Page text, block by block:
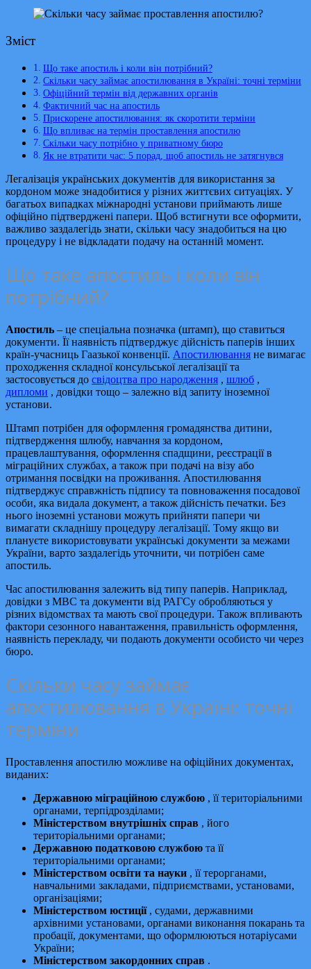
Зміст
Що таке апостиль і коли він потрібний?
Скільки часу займає апостилювання в Україні: точні терміни
Офіційний термін від державних органів
Фактичний час на апостиль
Прискорене апостилювання: як скоротити терміни
Що впливає на термін проставлення апостилю
Скільки часу потрібно у приватному бюро
Як не втратити час: 5 порад, щоб апостиль не затягнувся
Легалізація українських документів для використання за
кордоном може знадобитися у різних життєвих ситуаціях. У
багатьох випадках міжнародні установи приймають лише
офіційно підтверджені папери. Щоб встигнути все оформити,
важливо заздалегідь знати, скільки часу знадобиться на цю
процедуру і не відкладати подачу на останній момент.
Що таке апостиль і коли він
потрібний?
Апостиль – це спеціальна позначка (штамп), що ставиться
документи. Її наявність підтверджує дійсність паперів інших
країн-учасниць Гаазької конвенції. Апостилювання не вимагає
проходження складної консульської легалізації та
застосовується до свідоцтва про народження , шлюб ,
дипломи , довідки тощо – залежно від запиту іноземної
установи.
Штамп потрібен для оформлення громадянства дитини,
підтвердження шлюбу, навчання за кордоном,
працевлаштування, оформлення спадщини, реєстрації в
міграційних службах, а також при подачі на візу або
отримання посвідки на проживання. Апостилювання
підтверджує справжність підпису та повноваження посадової
особи, яка видала документ, а також дійсність печатки. Без
нього іноземні установи можуть прийняти папери чи
вимагати складнішу процедуру легалізації. Тому якщо ви
плануєте використовувати українські документи за межами
України, варто заздалегідь уточнити, чи потрібен саме
апостиль.
Час апостилювання залежить від типу паперів. Наприклад,
довідки з МВС та документи від РАГСу обробляються у
різних відомствах та мають свої процедури. Також впливають
фактори сезонного навантаження, правильність оформлення,
наявність перекладу, чи подають документи особисто чи через
бюро.
Скільки часу займає
апостилювання в Україні: точні
терміни
Проставлення апостилю можливе на офіційних документах,
виданих:
Державною міграційною службою , її територіальними
органами, терпідрозділами;
Міністерством внутрішніх справ , його
територіальними органами;
Державною податковою службою та її
територіальними органами;
Міністерством освіти та науки , її терорганами,
навчальними закладами, підприємствами, установами,
організаціями;
Міністерством юстиції, судами, державними
архівними установами, органами виконання покарань та
пробації, документами, що оформлюються нотаріусами
України;
Міністерством закордонних справ .